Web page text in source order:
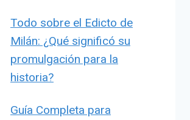
Todo sobre el Edicto de
Milán: ¿Qué significó su
promulgación para la
historia?
Guía Completa para